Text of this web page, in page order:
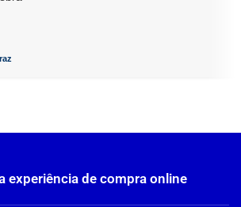
experiência de compra online